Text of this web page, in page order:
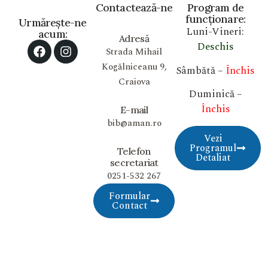
Program de
funcționare:
Luni-Vineri:
Deschis
Sâmbătă – Închis
Duminică –
Închis
Vezi
Programul
Detaliat
Contactează-ne
Adresă
Strada Mihail
Kogălniceanu 9,
Craiova
E-mail
bib@aman.ro
Telefon
secretariat
0251-532 267
Formular
Contact
Urmărește-ne
acum: